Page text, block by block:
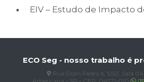
EIV – Estudo de Impacto
ECO Seg - nosso trabalho é
Rua Dom Pedro II, 1253, Sala